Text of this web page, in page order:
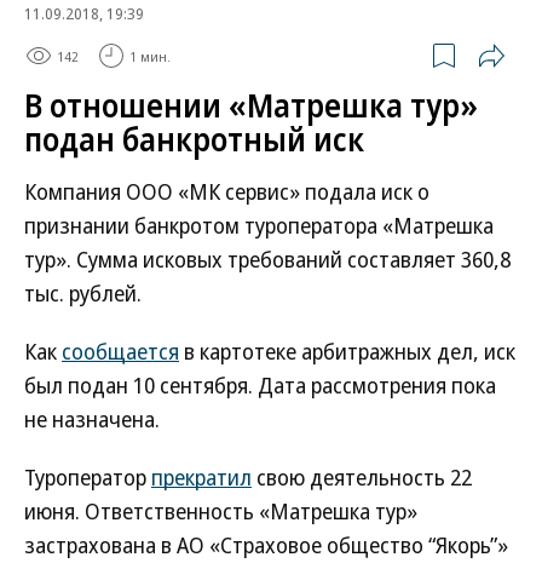
11.09.2018, 19:39
142 1 мин.
В отношении «Матрешка тур»
подан банкротный иск
Компания ООО «МК сервис» подала иск о
признании банкротом туроператора «Матрешка
тур». Сумма исковых требований составляет 360,8
тыс. рублей.
Как сообщается в картотеке арбитражных дел, иск
был подан 10 сентября. Дата рассмотрения пока
не назначена.
Туроператор прекратил свою деятельность 22
июня. Ответственность «Матрешка тур»
застрахована в АО «Страховое общество “Якорь”»